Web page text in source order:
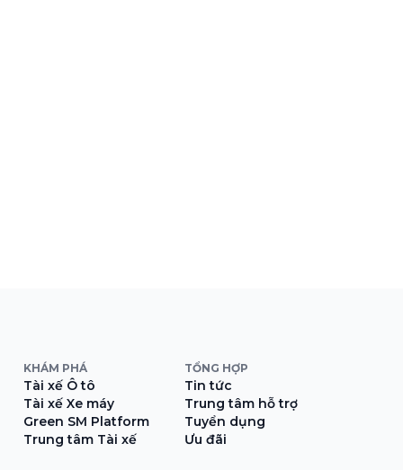
KHÁM PHÁ
Tài xế Ô tô
Tài xế Xe máy
Green SM Platform
Trung tâm Tài xế
TỔNG HỢP
Tin tức
Trung tâm hỗ trợ
Tuyển dụng
Ưu đãi